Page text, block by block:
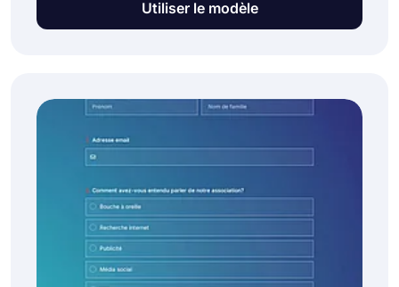
Avec un modèle de formulaire d'adhésion à une
Utiliser le modèle